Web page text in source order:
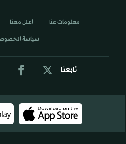
تابعنا
معلومات عنا اعلن معنا
سياسة